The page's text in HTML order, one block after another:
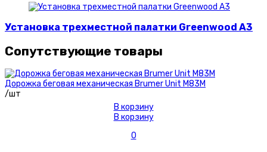
Установка трехместной палатки Greenwood A3
Сопутствующие товары
Дорожка беговая механическая Brumer Unit M83M
/шт
В корзину
В корзину
0